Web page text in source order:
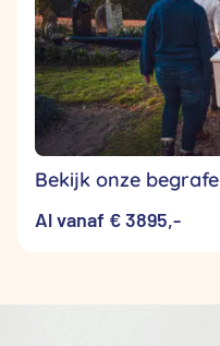
Bekijk onze
Al vanaf € 3895,-